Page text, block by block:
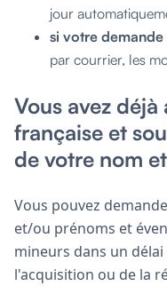
jour
si votre demande
par courrier, les
Vous avez
française et
de votre nom
Vous pouvez
et/ou prénoms et
mineurs dans un
l'acquisition ou de la